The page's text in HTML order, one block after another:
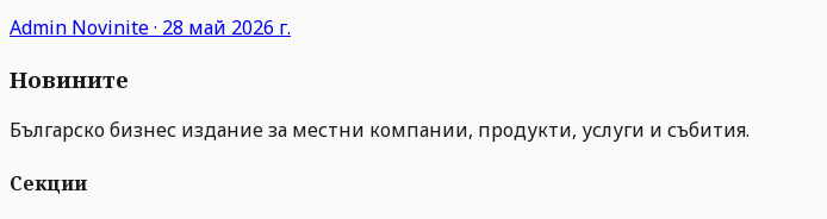
Admin Novinite· 28 май 2026 г.
Новините
Българско бизнес издание за местни компании, продукти, услуги и събития.
Секции